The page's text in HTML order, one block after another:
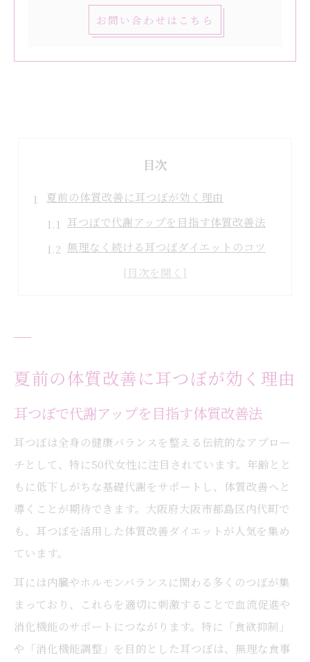
お問い合わせはこちら
目次
夏前の体質改善に耳つぼが効く理由
耳つぼで代謝アップを目指す体質改善法
無理なく続ける耳つぼダイエットのコツ
耳つぼが夏前ダイエットに選ばれる理由
耳つぼで始める50代女性の新習慣
耳つぼでリバウンドしにくい体作りを実現
日常生活に耳つぼを取り入れるポイント
耳つぼで更年期の悩みもサポート
内代町で叶える新しいダイエット提案
耳つぼサロンで安心して続ける理由
耳つぼを使ったリバウンド対策の極意
夏前の体質改善に耳つぼが効く理由
耳つぼで代謝アップを目指す体質改善法
耳つぼは全身の健康バランスを整える伝統的なアプロー
チとして、特に50代女性に注目されています。年齢とと
もに低下しがちな基礎代謝をサポートし、体質改善へと
導くことが期待できます。大阪府大阪市都島区内代町で
も、耳つぼを活用した体質改善ダイエットが人気を集め
ています。
耳には内臓やホルモンバランスに関わる多くのつぼが集
まっており、これらを適切に刺激することで血流促進や
消化機能のサポートにつながります。特に「食欲抑制」
や「消化機能調整」を目的とした耳つぼは、無理な食事